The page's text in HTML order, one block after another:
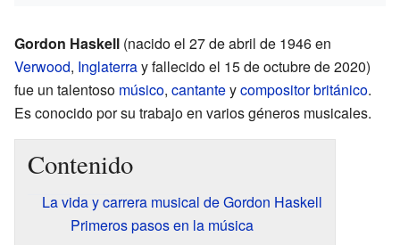
Gordon Haskell (nacido el 27 de abril de 1946 en
Verwood, Inglaterray fallecido el 15 de octubre de 2020)
fue un talentoso músico, cantanteycompositorbritánico.
Es conocido por su trabajo en varios géneros musicales.
Contenido
La vida y carrera musical de Gordon Haskell
Primeros pasos en la música